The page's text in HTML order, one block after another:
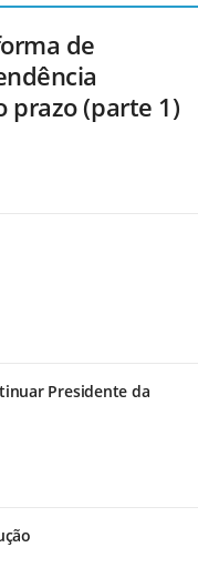
de
prazo (parte 1)
Presidente da